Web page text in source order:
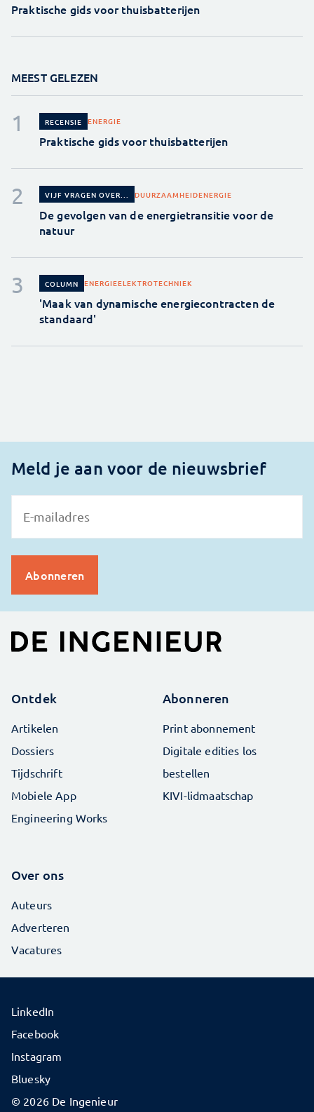
Praktische gids voor thuisbatterijen
MEEST GELEZEN
RECENSIE ENERGIE
Praktische gids voor thuisbatterijen
VIJF VRAGEN OVER... DUURZAAMHEIDENERGIE
De gevolgen van de energietransitie voor de
natuur
COLUMN ENERGIEELEKTROTECHNIEK
'Maak van dynamische energiecontracten de
standaard'
Meld je aan voor de nieuwsbrief
Ontdek
Artikelen
Dossiers
Tijdschrift
Mobiele App
Engineering Works
Abonneren
Print abonnement
Digitale edities los
bestellen
KIVI-lidmaatschap
Over ons
Auteurs
Adverteren
Vacatures
© 2026 De Ingenieur
LinkedIn
Facebook
Instagram
Bluesky